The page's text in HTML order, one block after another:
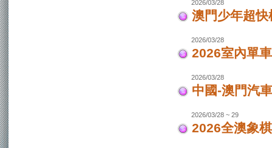
2026/03/28
澳門少年超快
2026/03/28
2026室內單
2026/03/28
中國-澳門汽
2026/03/28 ~ 29
2026全澳象